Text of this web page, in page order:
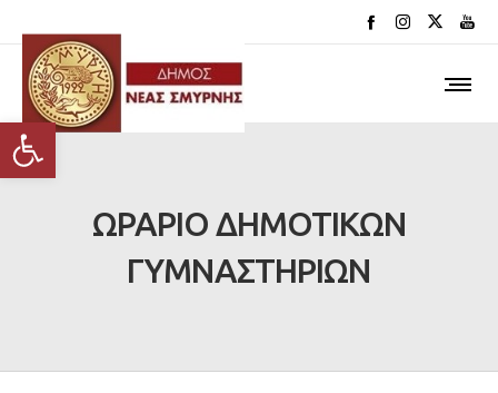
Ανοίξτε τη γραμμή εργαλείων
ΩΡΑΡΙΟ ΔΗΜΟΤΙΚΩΝ
ΓΥΜΝΑΣΤΗΡIΩΝ